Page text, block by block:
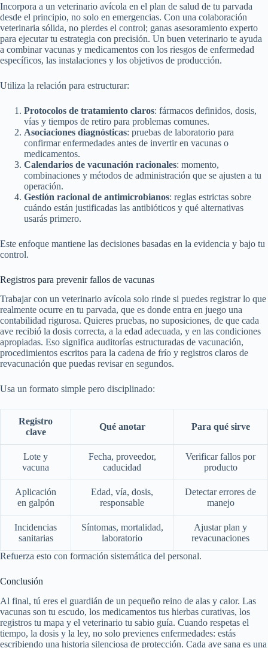
Incorpora a un veterinario avícola en el plan de salud de tu parvada
desde el principio, no solo en emergencias. Con una colaboración
veterinaria sólida, no pierdes el control; ganas asesoramiento experto
para ejecutar tu estrategia con precisión. Un buen veterinario te ayuda
a combinar vacunas y medicamentos con los riesgos de enfermedad
específicos, las instalaciones y los objetivos de producción.
Utiliza la relación para estructurar:
Protocolos de tratamiento claros: fármacos definidos, dosis,
vías y tiempos de retiro para problemas comunes.
Asociaciones diagnósticas: pruebas de laboratorio para
confirmar enfermedades antes de invertir en vacunas o
medicamentos.
Calendarios de vacunación racionales: momento,
combinaciones y métodos de administración que se ajusten a tu
operación.
Gestión racional de antimicrobianos: reglas estrictas sobre
cuándo están justificadas las antibióticos y qué alternativas
usarás primero.
Este enfoque mantiene las decisiones basadas en la evidencia y bajo tu
control.
Registros para prevenir fallos de vacunas
Trabajar con un veterinario avícola solo rinde si puedes registrar lo que
realmente ocurre en tu parvada, que es donde entra en juego una
contabilidad rigurosa. Quieres pruebas, no suposiciones, de que cada
ave recibió la dosis correcta, a la edad adecuada, y en las condiciones
apropiadas. Eso significa auditorías estructuradas de vacunación,
procedimientos escritos para la cadena de frío y registros claros de
revacunación que puedas revisar en segundos.
Usa un formato simple pero disciplinado:
Registro
clave
Qué anotar Para qué sirve
Lote y
vacuna
Fecha, proveedor,
caducidad
Verificar fallos por
producto
Aplicación
en galpón
Edad, vía, dosis,
responsable
Detectar errores de
manejo
Incidencias
sanitarias
Síntomas, mortalidad,
laboratorio
Ajustar plan y
revacunaciones
Refuerza esto con formación sistemática del personal.
Conclusión
Al final, tú eres el guardián de un pequeño reino de alas y calor. Las
vacunas son tu escudo, los medicamentos tus hierbas curativas, los
registros tu mapa y el veterinario tu sabio guía. Cuando respetas el
tiempo, la dosis y la ley, no solo previenes enfermedades: estás
escribiendo una historia silenciosa de protección. Cada ave sana es una